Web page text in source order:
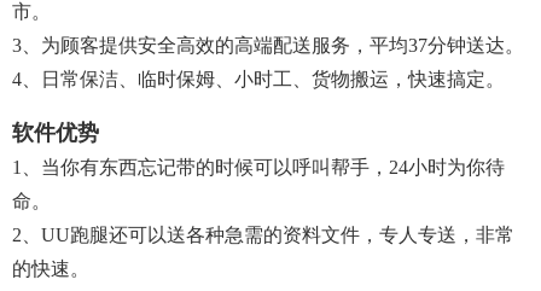
市。
3、为顾客提供安全高效的高端配送服务，平均37分钟送达。
4、日常保洁、临时保姆、小时工、货物搬运，快速搞定。
软件优势
1、当你有东西忘记带的时候可以呼叫帮手，24小时为你待
命。
2、UU跑腿还可以送各种急需的资料文件，专人专送，非常
的快速。